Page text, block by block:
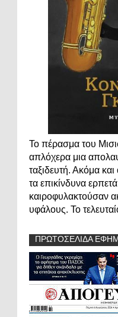
Το πέρασμα του
απλόχερα μια
ταξιδευτή. Ακόμα και
τα επικίνδυνα
καιροφυλακτούσαν
υφάλους. Το
ΠΡΩΤΟΣΕΛΙΔΑ